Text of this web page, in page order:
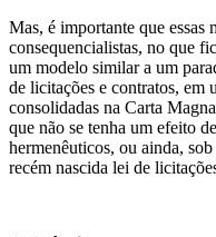
Mas, é importante que essas
consequencialistas, no que
um modelo similar a um
de licitações e contratos, em
consolidadas na Carta
que não se tenha um efeito
hermenêuticos, ou ainda,
recém nascida lei de